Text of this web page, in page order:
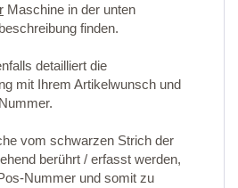
Maschine in der unten
finden.
detailliert die
mit Ihrem Artikelwunsch und
vom schwarzen Strich der
berührt / erfasst werden,
Nummer und somit zu